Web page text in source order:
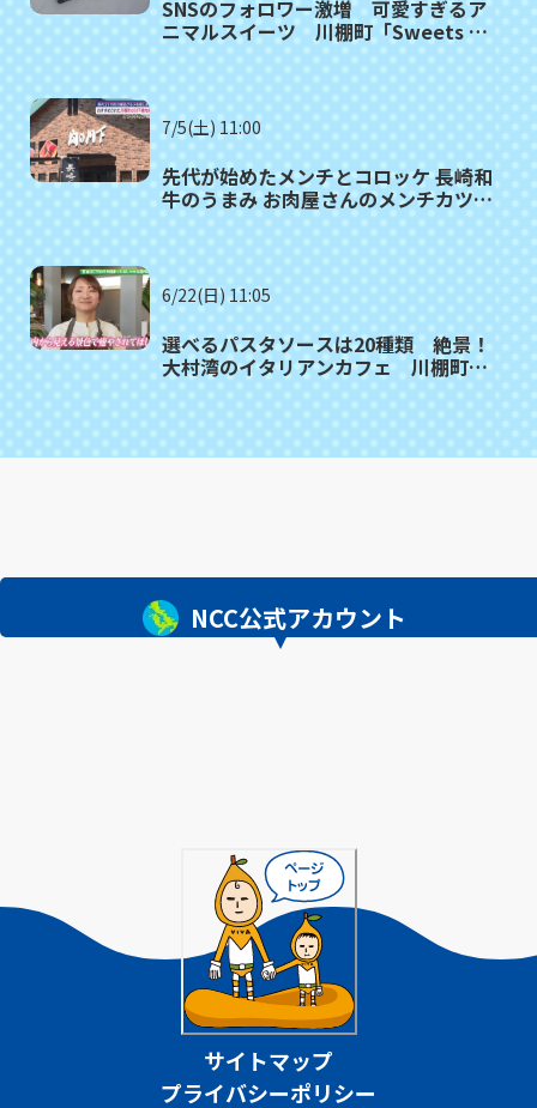
SNSのフォロワー激増 可愛すぎるア
ニマルスイーツ 川棚町「Sweets 夢
7/5(土) 11:00
先代が始めたメンチとコロッケ 長崎和
牛のうまみ お肉屋さんのメンチカツ
6/22(日) 11:05
選べるパスタソースは20種類 絶景！
大村湾のイタリアンカフェ 川棚町
NCC公式アカウント
サイトマップ
プライバシーポリシー